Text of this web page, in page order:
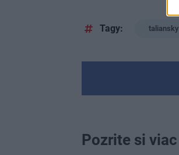
Tagy:
Pozrite si viac